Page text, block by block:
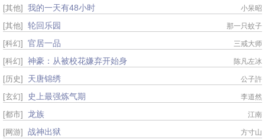
[其他] 我的一天有48小时 小呆昭
[其他] 轮回乐园 那一只蚊子
[科幻] 官居一品 三戒大师
[科幻] 神豪：从被校花嫌弃开始身 陈凡左冰
[历史] 天唐锦绣 公子許
[玄幻] 史上最强炼气期 李道然
[都市] 龙族 江南
[网游] 战神出狱 方寸山